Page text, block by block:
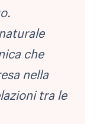
che
nella
tra le